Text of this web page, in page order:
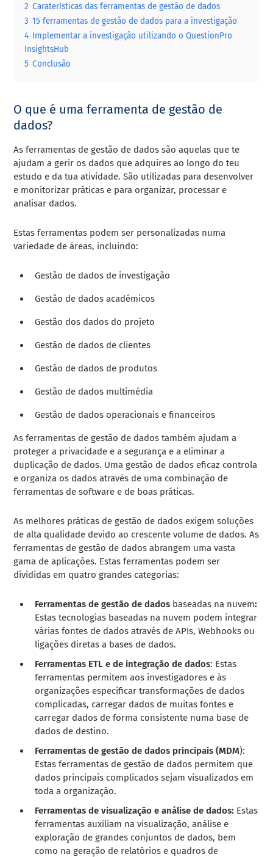
2 Caraterísticas das ferramentas de gestão de dados
3 15 ferramentas de gestão de dados para a investigação
4 Implementar a investigação utilizando o QuestionPro
InsightsHub
5 Conclusão
O que é uma ferramenta de gestão de
dados?
As ferramentas de gestão de dados são aquelas que te
ajudam a gerir os dados que adquires ao longo do teu
estudo e da tua atividade. São utilizadas para desenvolver
e monitorizar práticas e para organizar, processar e
analisar dados.
Estas ferramentas podem ser personalizadas numa
variedade de áreas, incluindo:
Gestão de dados de investigação
Gestão de dados académicos
Gestão dos dados do projeto
Gestão de dados de clientes
Gestão de dados de produtos
Gestão de dados multimédia
Gestão de dados operacionais e financeiros
As ferramentas de gestão de dados também ajudam a
proteger a privacidade e a segurança e a eliminar a
duplicação de dados. Uma gestão de dados eficaz controla
e organiza os dados através de uma combinação de
ferramentas de software e de boas práticas.
As melhores práticas de gestão de dados exigem soluções
de alta qualidade devido ao crescente volume de dados. As
ferramentas de gestão de dados abrangem uma vasta
gama de aplicações. Estas ferramentas podem ser
divididas em quatro grandes categorias:
Ferramentas de gestão de dados baseadas na nuvem:
Estas tecnologias baseadas na nuvem podem integrar
várias fontes de dados através de APIs, Webhooks ou
ligações diretas a bases de dados.
Ferramentas ETL e de integração de dados: Estas
ferramentas permitem aos investigadores e às
organizações especificar transformações de dados
complicadas, carregar dados de muitas fontes e
carregar dados de forma consistente numa base de
dados de destino.
Ferramentas de gestão de dados principais (MDM):
Estas ferramentas de gestão de dados permitem que
dados principais complicados sejam visualizados em
toda a organização.
Ferramentas de visualização e análise de dados: Estas
ferramentas auxiliam na visualização, análise e
exploração de grandes conjuntos de dados, bem
como na geração de relatórios e quadros de